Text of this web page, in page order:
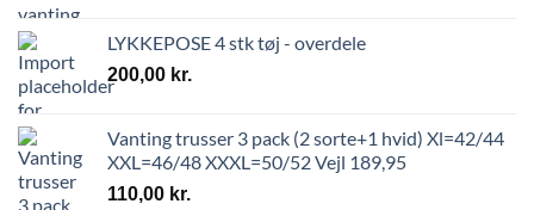
LYKKEPOSE 4 stk tøj - overdele
200,00 kr.
Vanting trusser 3 pack (2 sorte+1 hvid) Xl=42/44
XXL=46/48 XXXL=50/52 Vejl 189,95
110,00 kr.